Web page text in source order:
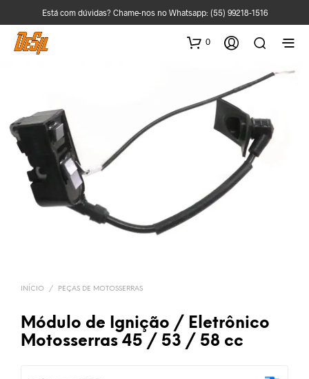
Está com dúvidas? Chame-nos no Whatsapp: (55) 99218-1516
0
INÍCIO / PEÇAS DE MOTOSSERRAS
Módulo de Ignição / Eletrônico
Motosserras 45 / 53 / 58 cc